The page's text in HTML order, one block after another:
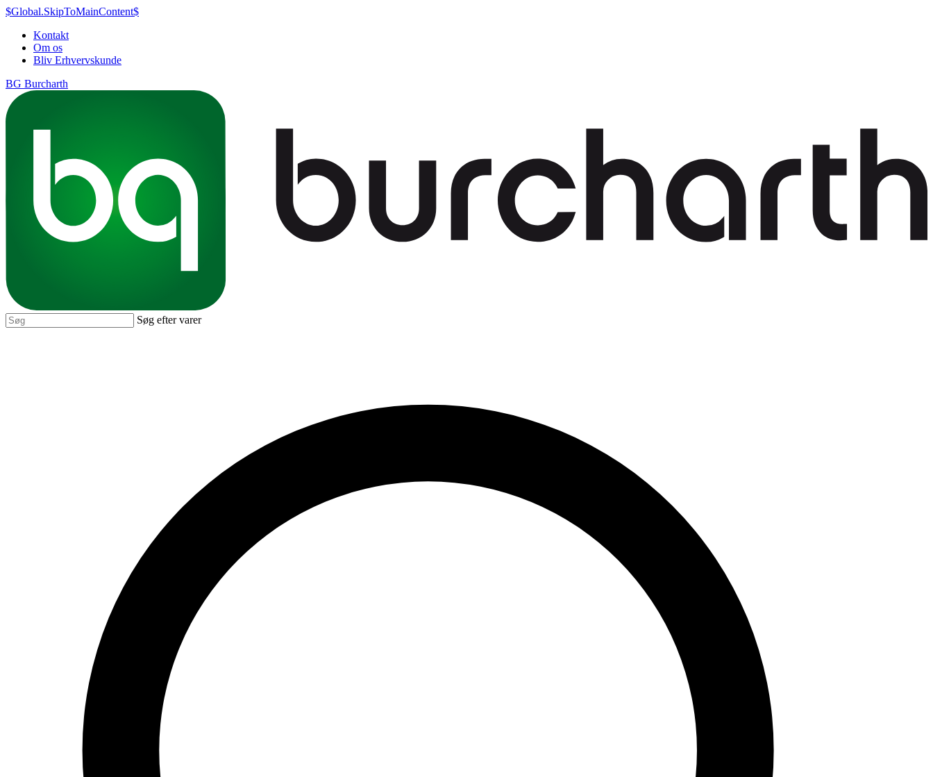
$Global.SkipToMainContent$
Kontakt
Om os
Bliv Erhvervskunde
BG Burcharth
Søg efter varer